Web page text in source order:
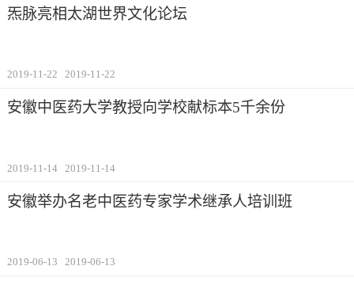
炁脉亮相太湖世界文化论坛
2019-11-22 2019-11-22
安徽中医药大学教授向学校献标本5千余份
2019-11-14 2019-11-14
安徽举办名老中医药专家学术继承人培训班
2019-06-13 2019-06-13